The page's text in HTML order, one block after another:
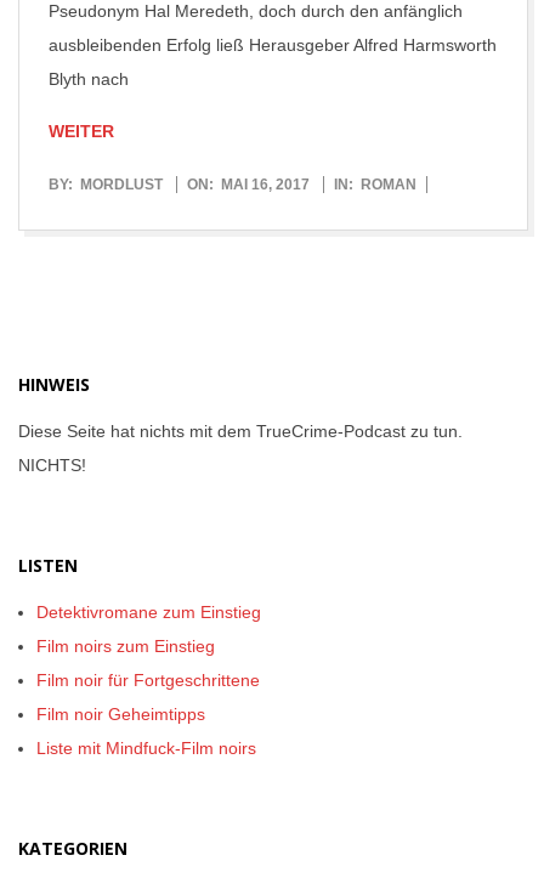
Pseudonym Hal Meredeth, doch durch den anfänglich
ausbleibenden Erfolg ließ Herausgeber Alfred Harmsworth
Blyth nach
WEITER
2017-
BY: MORDLUST ON: MAI 16, 2017 IN: ROMAN
HINWEIS
Diese Seite hat nichts mit dem TrueCrime-Podcast zu tun.
NICHTS!
LISTEN
Detektivromane zum Einstieg
Film noirs zum Einstieg
Film noir für Fortgeschrittene
Film noir Geheimtipps
Liste mit Mindfuck-Film noirs
KATEGORIEN